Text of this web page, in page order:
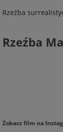
Rzeźba
Rzeźba
Zobacz film na